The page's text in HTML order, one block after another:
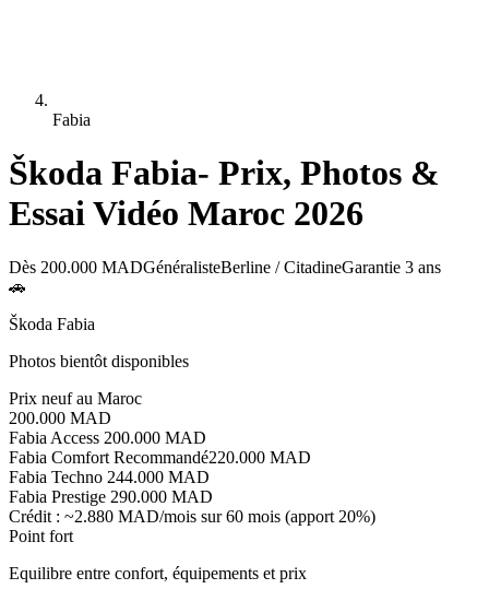
Fabia
Škoda Fabia- Prix, Photos &
Essai Vidéo Maroc 2026
Dès 200.000 MADGénéralisteBerline / CitadineGarantie 3 ans
🚗
Škoda Fabia
Photos bientôt disponibles
Prix neuf au Maroc
200.000 MAD
Fabia Access 200.000 MAD
Fabia Comfort Recommandé220.000 MAD
Fabia Techno 244.000 MAD
Fabia Prestige 290.000 MAD
Crédit : ~2.880 MAD/mois sur 60 mois (apport 20%)
Point fort
Equilibre entre confort, équipements et prix